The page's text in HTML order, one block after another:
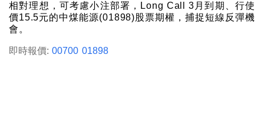
相對理想，可考慮小注部署，Long Call 3月到期、行使
價15.5元的中煤能源(01898)股票期權，捕捉短線反彈機
會。
即時報價: 00700 01898